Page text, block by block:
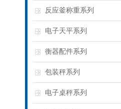
反应釜称重系列
电子天平系列
衡器配件系列
包装秤系列
电子桌秤系列